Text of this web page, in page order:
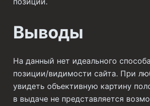
Выводы
На данный нет идеального
позиции/видимости сайта. При
увидеть объективную картину
в выдаче не представляется